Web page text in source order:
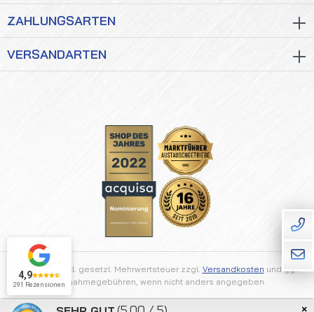
ZAHLUNGSARTEN
VERSANDARTEN
Alle Preise inkl. gesetzl. Mehrwertsteuer zzgl. Versandkosten und ggf.
Nachnahmegebühren, wenn nicht anders angegeben.
4,9
291 Rezensionen
×